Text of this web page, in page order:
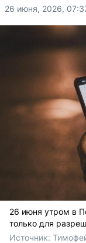
26 июня, 2026,
26 июня утром в
только для
Источник: